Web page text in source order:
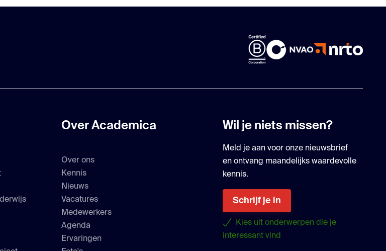
Over Academica
Over ons
Kennis
Nieuws
Vacatures
Medewerkers
Agenda
Ervaringen
Wil je niets missen?
Meld je aan voor onze nieuwsbrief
en ontvang maandelijks waardevolle
kennis.
Schrijf je in
Kies uit onderwerpen die je
interessant vind